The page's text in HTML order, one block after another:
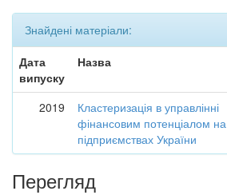
Знайдені матеріали:
Дата
випуску
Назва
2019
Кластеризація в управлінні
фінансовим потенціалом на
підприємствах України
Перегляд